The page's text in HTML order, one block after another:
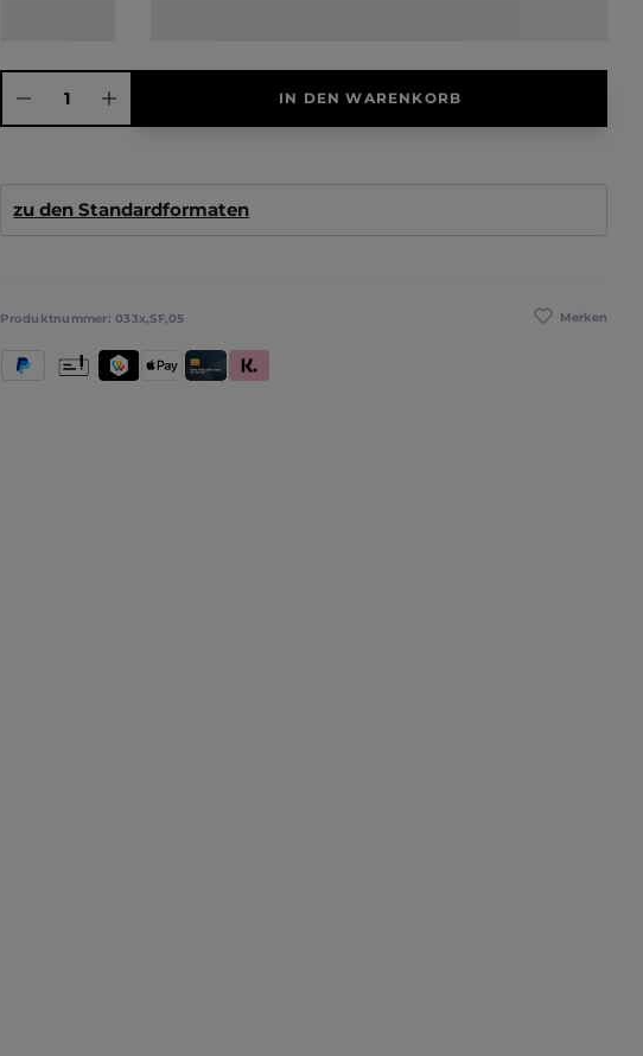
IN DEN WARENKORB
zu den Standardformaten
Merken
Produktnummer:033x,SF,05
TWINT
PayPal Apple Pay
Kredit- und Debitkarte
Klarna (Rechnung / Ratenkauf / Sofort)
Vorkasse